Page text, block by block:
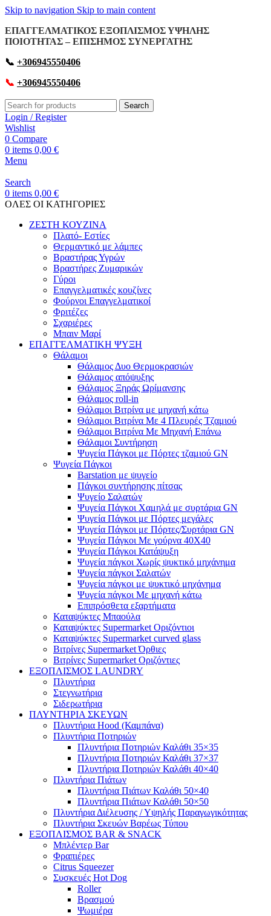
Skip to navigation Skip to main content
ΕΠΑΓΓΕΛΜΑΤΙΚΟΣ ΕΞΟΠΛΙΣΜΟΣ ΥΨΗΛΗΣ
ΠΟΙΟΤΗΤΑΣ – ΕΠΙΣΗΜΟΣ ΣΥΝΕΡΓΑΤΗΣ
📞 +306945550406
📞 +306945550406
Search
Login / Register
Wishlist
0 Compare
0 items 0,00 €
Menu
Search
0 items 0,00 €
OΛΕΣ ΟΙ ΚΑΤΗΓΟΡΙΕΣ
ΖΕΣΤΗ ΚΟΥΖΙΝΑ
Πλατό- Εστίες
Θερμαντικό με λάμπες
Βραστήρας Υγρών
Βραστήρες Ζυμαρικών
Γύροι
Επαγγελματικές κουζίνες
Φούρνοι Επαγγελματικοί
Φριτέζες
Σχαριέρες
Μπαιν Μαρί
ΕΠΑΓΓΕΛΜΑΤΙΚΗ ΨΥΞΗ
Θάλαμοι
Θάλαμος Δυο Θερμοκρασιών
Θάλαμος απόψυξης
Θάλαμος Ξηράς Ωρίμανσης
Θάλαμος roll-in
Θάλαμοι Βιτρίνα με μηχανή κάτω
Θάλαμοι Βιτρίνα Με 4 Πλευρές Τζαμιού
Θάλαμοι Βιτρίνα Με Μηχανή Επάνω
Θάλαμοι Συντήρηση
Ψυγεία Πάγκοι με Πόρτες τζαμιού GN
Ψυγεία Πάγκοι
Barstation με ψυγείο
Πάγκοι συντήρησης πίτσας
Ψυγείο Σαλατών
Ψυγεία Πάγκοι Χαμηλά με συρτάρια GN
Ψυγεία Πάγκοι με Πόρτες μεγάλες
Ψυγεία Πάγκοι με Πόρτες/Συρτάρια GN
Ψυγεία Πάγκοι Με γούρνα 40Χ40
Ψυγεία Πάγκοι Κατάψυξη
Ψυγεία πάγκοι Χωρίς ψυκτικό μηχάνημα
Ψυγεία πάγκοι Σαλατών
Ψυγεία πάγκοι με ψυκτικό μηχάνημα
Ψυγεία πάγκοι Με μηχανή κάτω
Επιπρόσθετα εξαρτήματα
Καταψύκτες Μπαούλα
Καταψύκτες Supermarket Οριζόντιοι
Καταψύκτες Supermarket curved glass
Βιτρίνες Supermarket Όρθιες
Βιτρίνες Supermarket Οριζόντιες
ΕΞΟΠΛΙΣΜΟΣ LAUNDRY
Πλυντήρια
Στεγνωτήρια
Σιδερωτήρια
ΠΛΥΝΤΗΡΙΑ ΣΚΕΥΩΝ
Πλυντήρια Hood (Καμπάνα)
Πλυντήρια Ποτηριών
Πλυντήρια Ποτηριών Καλάθι 35×35
Πλυντήρια Ποτηριών Καλάθι 37×37
Πλυντήρια Ποτηριών Καλάθι 40×40
Πλυντήρια Πιάτων
Πλυντήρια Πιάτων Καλάθι 50×40
Πλυντήρια Πιάτων Καλάθι 50×50
Πλυντήρια Διέλευσης / Υψηλής Παραγωγικότητας
Πλυντήρια Σκευών Βαρέως Τύπου
ΕΞΟΠΛΙΣΜΟΣ BAR & SNACK
Μπλέντερ Bar
Φραπιέρες
Citrus Squeezer
Συσκευές Hot Dog
Roller
Βρασμού
Ψωμιέρα